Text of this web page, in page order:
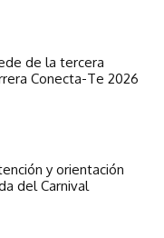
de la tercera
Conecta-Te 2026
y orientación
del Carnival